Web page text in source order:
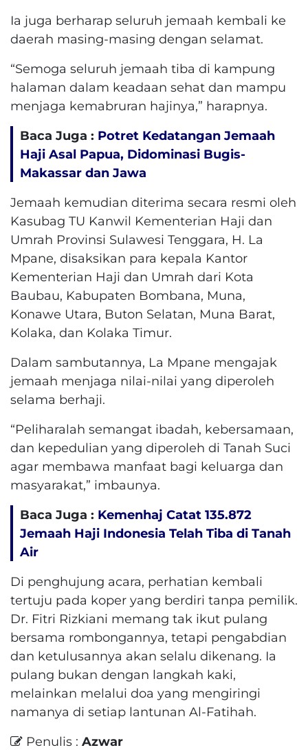
Ia juga berharap seluruh jemaah kembali ke
daerah masing-masing dengan selamat.
“Semoga seluruh jemaah tiba di kampung
halaman dalam keadaan sehat dan mampu
menjaga kemabruran hajinya,” harapnya.
Baca Juga : Potret Kedatangan Jemaah
Haji Asal Papua, Didominasi Bugis-
Makassar dan Jawa
Jemaah kemudian diterima secara resmi oleh
Kasubag TU Kanwil Kementerian Haji dan
Umrah Provinsi Sulawesi Tenggara, H. La
Mpane, disaksikan para kepala Kantor
Kementerian Haji dan Umrah dari Kota
Baubau, Kabupaten Bombana, Muna,
Konawe Utara, Buton Selatan, Muna Barat,
Kolaka, dan Kolaka Timur.
Dalam sambutannya, La Mpane mengajak
jemaah menjaga nilai-nilai yang diperoleh
selama berhaji.
“Peliharalah semangat ibadah, kebersamaan,
dan kepedulian yang diperoleh di Tanah Suci
agar membawa manfaat bagi keluarga dan
masyarakat,” imbaunya.
Baca Juga : Kemenhaj Catat 135.872
Jemaah Haji Indonesia Telah Tiba di Tanah
Air
Di penghujung acara, perhatian kembali
tertuju pada koper yang berdiri tanpa pemilik.
Dr. Fitri Rizkiani memang tak ikut pulang
bersama rombongannya, tetapi pengabdian
dan ketulusannya akan selalu dikenang. Ia
pulang bukan dengan langkah kaki,
melainkan melalui doa yang mengiringi
namanya di setiap lantunan Al-Fatihah.
Penulis : Azwar